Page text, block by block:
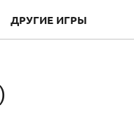
ДРУГИЕ ИГРЫ